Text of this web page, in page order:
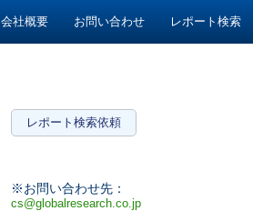
会社概要 お問い合わせ レポート検索
レポート検索依頼
※お問い合わせ先：
cs@globalresearch.co.jp